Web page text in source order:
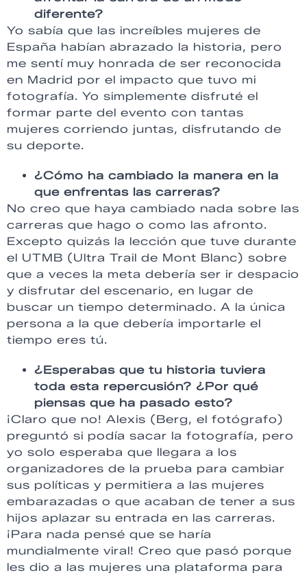
diferente?
Yo sabía que las increíbles mujeres de
España habían abrazado la historia, pero
me sentí muy honrada de ser reconocida
en Madrid por el impacto que tuvo mi
fotografía. Yo simplemente disfruté el
formar parte del evento con tantas
mujeres corriendo juntas, disfrutando de
su deporte.
¿Cómo ha cambiado la manera en la
que enfrentas las carreras?
No creo que haya cambiado nada sobre las
carreras que hago o como las afronto.
Excepto quizás la lección que tuve durante
el UTMB (Ultra Trail de Mont Blanc) sobre
que a veces la meta debería ser ir despacio
y disfrutar del escenario, en lugar de
buscar un tiempo determinado. A la única
persona a la que debería importarle el
tiempo eres tú.
¿Esperabas que tu historia tuviera
toda esta repercusión? ¿Por qué
piensas que ha pasado esto?
¡Claro que no! Alexis (Berg, el fotógrafo)
preguntó si podía sacar la fotografía, pero
yo solo esperaba que llegara a los
organizadores de la prueba para cambiar
sus políticas y permitiera a las mujeres
embarazadas o que acaban de tener a sus
hijos aplazar su entrada en las carreras.
¡Para nada pensé que se haría
mundialmente viral! Creo que pasó porque
les dio a las mujeres una plataforma para